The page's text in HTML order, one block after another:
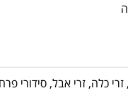
כלה, זרי אבל, סידורי